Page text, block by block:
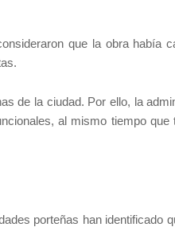
que la obra había
de la ciudad. Por ello, la
al mismo tiempo que
porteñas han identificado